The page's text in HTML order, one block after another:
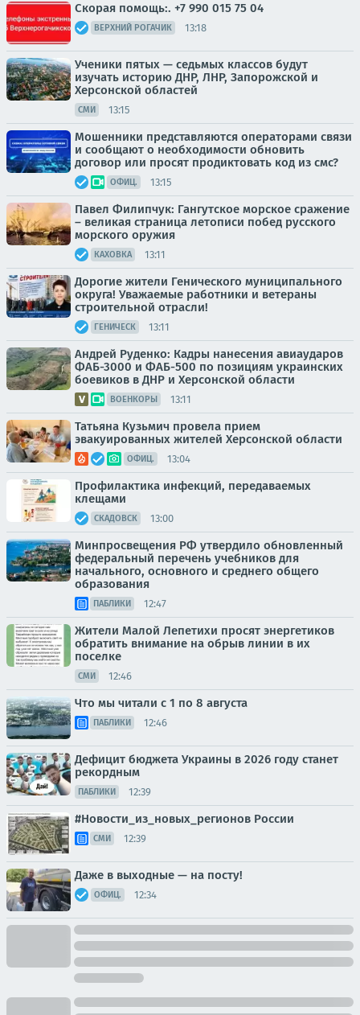
Скорая помощь:. +7 990 015 75 04
ВЕРХНИЙ РОГАЧИК 13:18
Ученики пятых — седьмых классов будут
изучать историю ДНР, ЛНР, Запорожской и
Херсонской областей
СМИ 13:15
Мошенники представляются операторами связи
и сообщают о необходимости обновить
договор или просят продиктовать код из смс?
ОФИЦ. 13:15
Павел Филипчук: Гангутское морское сражение
– великая страница летописи побед русского
морского оружия
КАХОВКА 13:11
Дорогие жители Генического муниципального
округа! Уважаемые работники и ветераны
строительной отрасли!
ГЕНИЧЕСК 13:11
Андрей Руденко: Кадры нанесения авиаударов
ФАБ-3000 и ФАБ-500 по позициям украинских
боевиков в ДНР и Херсонской области
ВОЕНКОРЫ 13:11
Татьяна Кузьмич провела прием
эвакуированных жителей Херсонской области
ОФИЦ. 13:04
Профилактика инфекций, передаваемых
клещами
СКАДОВСК 13:00
Минпросвещения РФ утвердило обновленный
федеральный перечень учебников для
начального, основного и среднего общего
образования
ПАБЛИКИ 12:47
Жители Малой Лепетихи просят энергетиков
обратить внимание на обрыв линии в их
поселке
СМИ 12:46
Что мы читали с 1 по 8 августа
ПАБЛИКИ 12:46
Дефицит бюджета Украины в 2026 году станет
рекордным
ПАБЛИКИ 12:39
#Новости_из_новых_регионов России
СМИ 12:39
Даже в выходные — на посту!
ОФИЦ. 12:34